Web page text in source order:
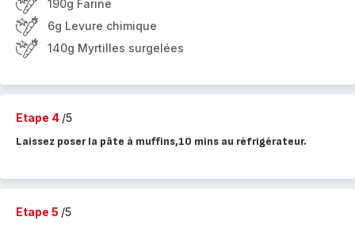
190g Farine
6g Levure chimique
140g Myrtilles surgelées
Etape 4 /5
Laissez poser la pâte à muffins,10 mins au réfrigérateur.
Etape 5 /5